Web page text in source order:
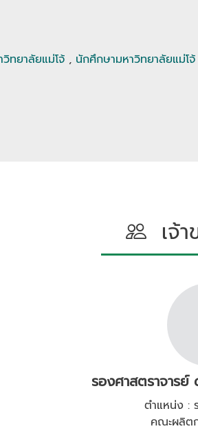
ทยาลัยแม่โจ้ , นักศึกษามหาวิทยาลัยแม่โจ้
เจ้า
รองศาสตราจาร
ตำแหน่ง :
คณะผลิต